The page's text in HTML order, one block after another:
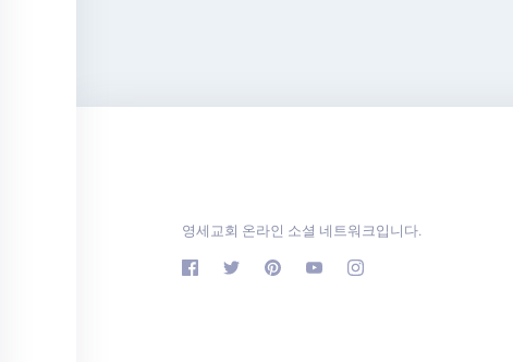
영세교회 온라인 소셜 네트워크입니다.